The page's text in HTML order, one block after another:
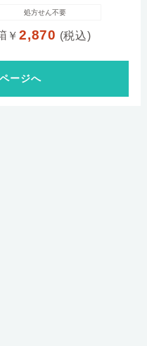
￥2,870 (税込)
処方せん不要
ージへ